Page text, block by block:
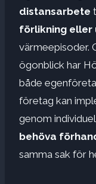
distansarbete
förlikning
värmeepisoder.
ögonblick har
både
företag kan
genom
behöva
samma sak för